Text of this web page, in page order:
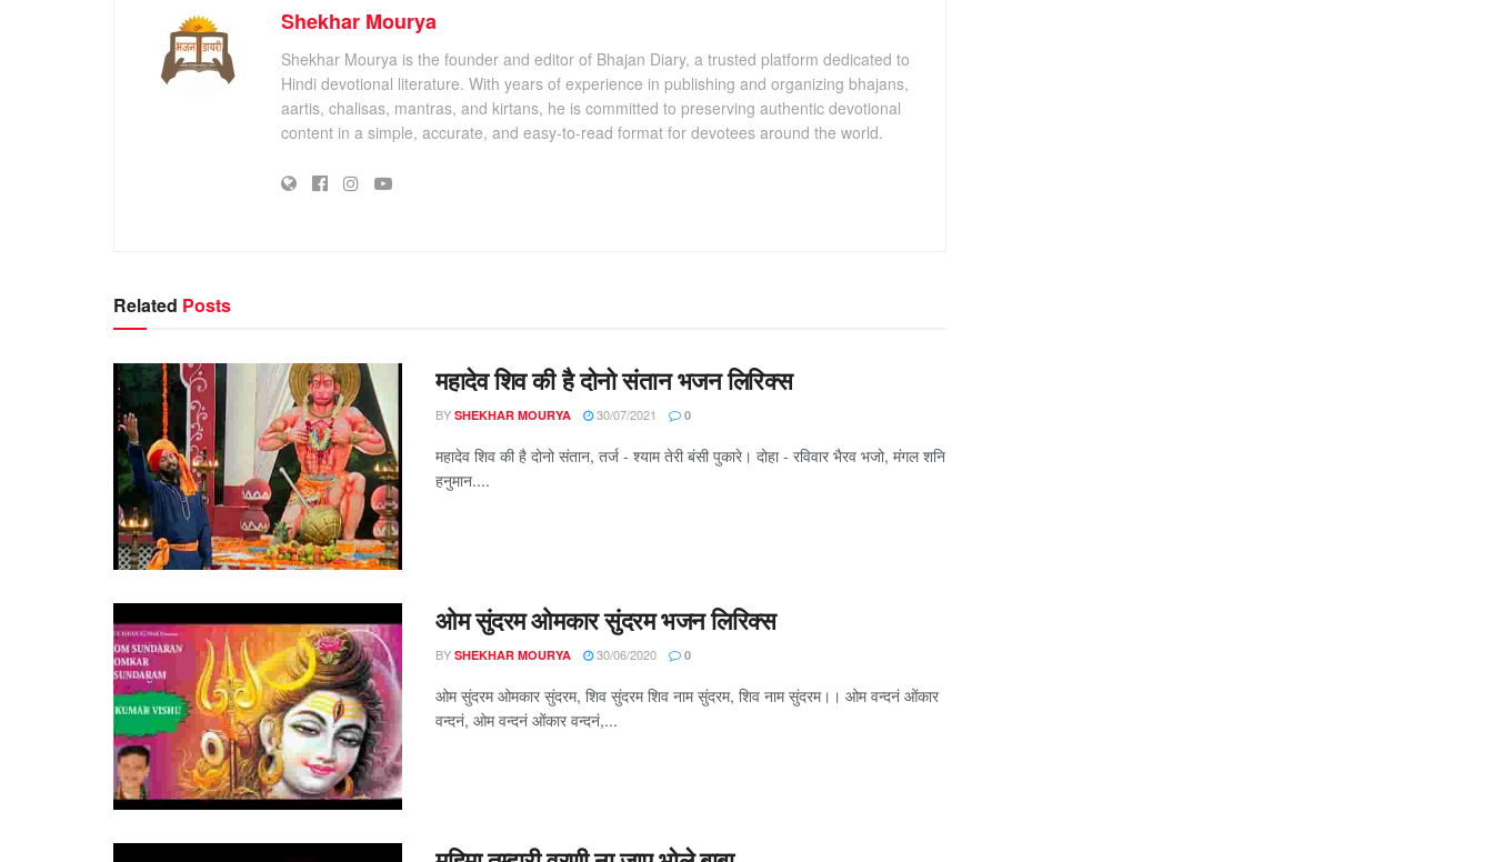
Shekhar Mourya
Shekhar Mourya is the founder and editor of Bhajan Diary, a trusted platform dedicated to
Hindi devotional literature. With years of experience in publishing and organizing bhajans,
aartis, chalisas, mantras, and kirtans, he is committed to preserving authentic devotional
content in a simple, accurate, and easy-to-read format for devotees around the world.
Related Posts
महादेव शिव की है दोनो संतान भजन लिरिक्स
BY SHEKHAR MOURYA 30/07/2021 0
महादेव शिव की है दोनो संतान, तर्ज - श्याम तेरी बंसी पुकारे। दोहा - रविवार भैरव भजो, मंगल शनि
हनुमान....
ओम सुंदरम ओमकार सुंदरम भजन लिरिक्स
BY SHEKHAR MOURYA 30/06/2020 0
ओम सुंदरम ओमकार सुंदरम, शिव सुंदरम शिव नाम सुंदरम, शिव नाम सुंदरम।। ओम वन्दनं ओंकार
वन्दनं, ओम वन्दनं ओंकार वन्दनं,...